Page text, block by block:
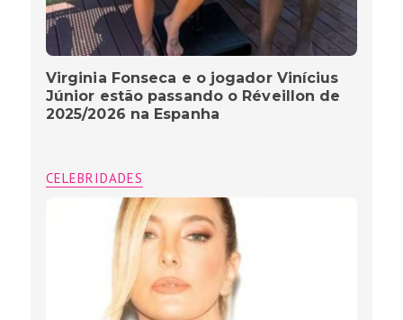
Virginia Fonseca e o jogador Vinícius
Júnior estão passando o Réveillon de
2025/2026 na Espanha
CELEBRIDADES